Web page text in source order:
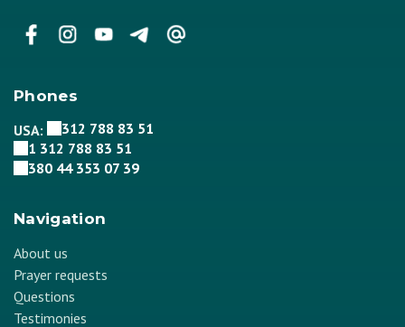
Phones
USA:
312 788 83 51
1 312 788 83 51
380 44 353 07 39
Navigation
About us
Prayer requests
Questions
Testimonies